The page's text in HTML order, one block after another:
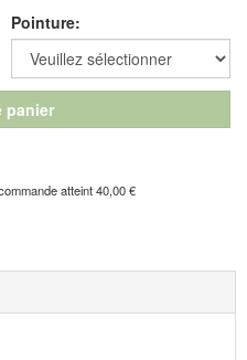
Pointure:
panier
atteint 40,00 €